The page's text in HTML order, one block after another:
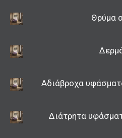
Ακόμα η εταιρεία μας
τηλεφωνική υποστήριξη
Θρύμα
Αδιάβροχα
Διάτρητα